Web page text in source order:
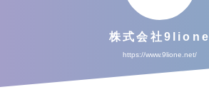
株式会社9lione
https://www.9lione.net/